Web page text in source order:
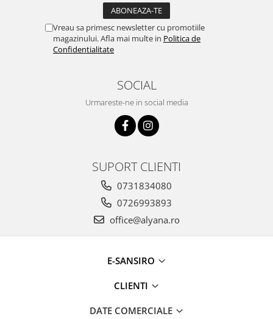
Vreau sa primesc newsletter cu promotiile
magazinului. Afla mai multe in Politica de
Confidentialitate
SOCIAL
Urmareste-ne in social media
SUPORT CLIENTI
0731834080
0726993893
office@alyana.ro
E-SANSIRO
CLIENTI
DATE COMERCIALE